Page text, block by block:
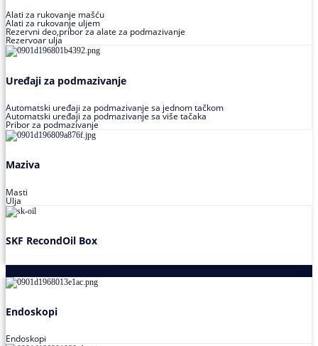
Alati za rukovanje mašću
Alati za rukovanje uljem
Rezervni deo,pribor za alate za podmazivanje
Rezervoar ulja
Uređaji za podmazivanje
Automatski uređaji za podmazivanje sa jednom tačkom
Automatski uređaji za podmazivanje sa više tačaka
Pribor za podmazivanje
Maziva
Masti
Ulja
SKF RecondOil Box
Endoskopi
Endoskopi